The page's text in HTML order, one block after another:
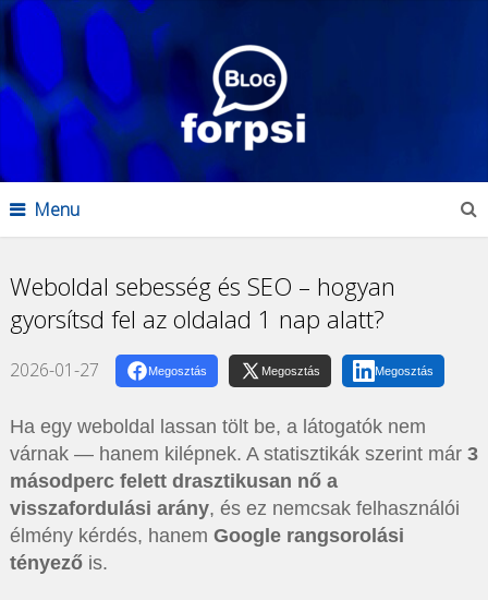
Menu
Weboldal sebesség és SEO – hogyan
gyorsítsd fel az oldalad 1 nap alatt?
2026-01-27 Megosztás Megosztás Megosztás
Ha egy weboldal lassan tölt be, a látogatók nem
várnak — hanem kilépnek. A statisztikák szerint már 3
másodperc felett drasztikusan nő a
visszafordulási arány, és ez nemcsak felhasználói
élmény kérdés, hanem Google rangsorolási
tényezőis.